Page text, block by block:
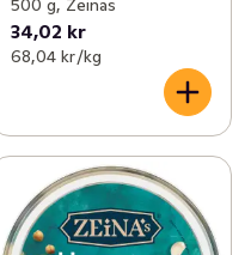
500 g, Zeinas
34,02 kr
68,04 kr /kg